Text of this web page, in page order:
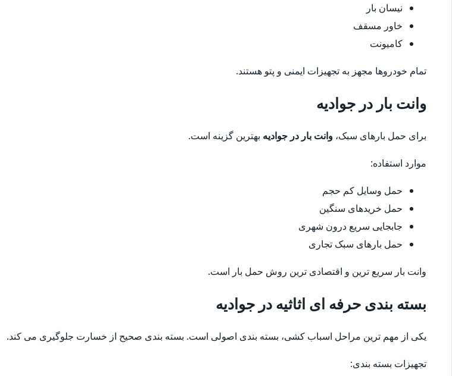
نیسان بار
خاور مسقف
کامیونت
تمام خودروها مجهز به تجهیزات ایمنی و پتو هستند.
وانت بار در جوادیه
برای حمل بارهای سبک، وانت بار در جوادیه بهترین گزینه است.
موارد استفاده:
حمل وسایل کم حجم
حمل خریدهای سنگین
جابجایی سریع درون شهری
حمل بارهای سبک تجاری
وانت بار سریع ترین و اقتصادی ترین روش حمل بار است.
بسته بندی حرفه ای اثاثیه در جوادیه
یکی از مهم ترین مراحل اسباب کشی، بسته بندی اصولی است. بسته بندی صحیح از خسارت جلوگیری می کند.
تجهیزات بسته بندی: